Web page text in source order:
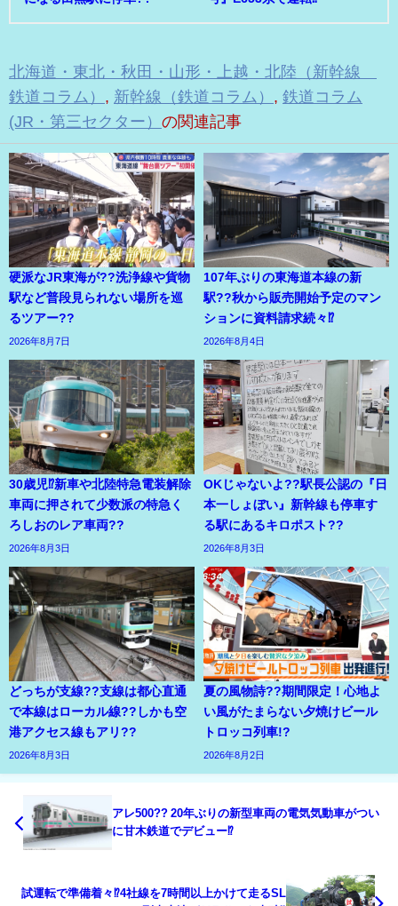
北海道・東北・秋田・山形・上越・北陸（新幹線
鉄道コラム） , 新幹線（鉄道コラム） , 鉄道コラム
(JR・第三セクター） の関連記事
硬派なJR東海が??洗浄線や貨物
駅など普段見られない場所を巡
るツアー??
2026年8月7日
107年ぶりの東海道本線の新
駅??秋から販売開始予定のマン
ションに資料請求続々⁉
2026年8月4日
30歳児⁉新車や北陸特急電装解除
車両に押されて少数派の特急く
ろしおのレア車両??
2026年8月3日
OKじゃないよ??駅長公認の『日
本一しょぼい』新幹線も停車す
る駅にあるキロポスト??
2026年8月3日
どっちが支線??支線は都心直通
で本線はローカル線??しかも空
港アクセス線もアリ??
2026年8月3日
夏の風物詩??期間限定！心地よ
い風がたまらない夕焼けビール
トロッコ列車!?
2026年8月2日
アレ500?? 20年ぶりの新型車両の電気気動車がつい
に甘木鉄道でデビュー⁉
試運転で準備着々⁉4社線を7時間以上かけて走るSL